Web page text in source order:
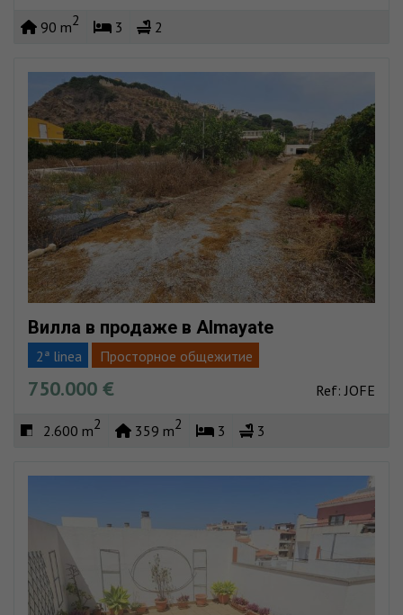
Вид на море
90 m2 3 2
Вилла в продаже в Almayate
2ª linea
Просторное общежитие
Собственный карробининг
Бассейн
Пляж очень близко
Хранения
750.000 € Ref: JOFE
2.600 m2 359 m2 3 3